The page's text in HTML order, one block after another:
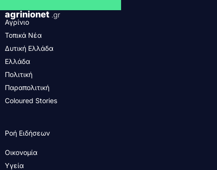
agrinionet .gr
Αγρίνιο
Τοπικά Νέα
Δυτική Ελλάδα
Ελλάδα
Πολιτική
Παραπολιτική
Coloured Stories
Ροή Ειδήσεων
Οικονομία
Υγεία